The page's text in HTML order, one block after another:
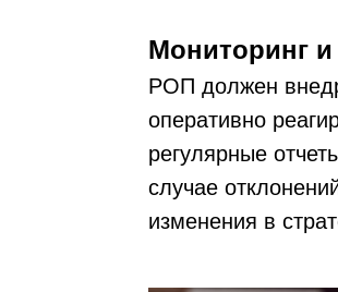
Мониторинг и
РОП должен
оперативно
регулярные
случае
изменения в